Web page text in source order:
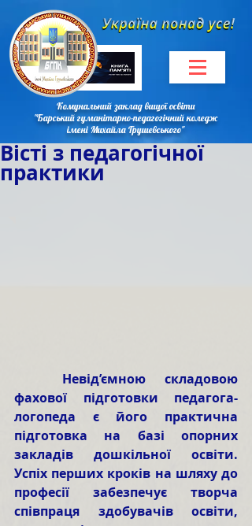
Комунальний заклад вищої освіти
"Барський гуманітарно-педагогічний коледж
імені Михайла Грушевського"
Вісті з педагогічної
практики
Невід’ємною складовою
фахової підготовки педагога-
логопеда є його практична
підготовка на базі опорних
закладів дошкільної освіти.
Успіх перших кроків на шляху до
професії забезпечує творча
співпраця здобувачів освіти,